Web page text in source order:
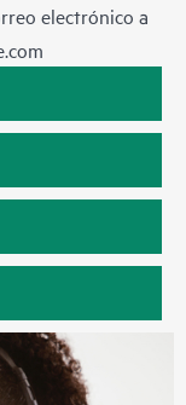
electrónico a